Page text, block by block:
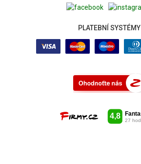
PLATEBNÍ SYSTÉMY